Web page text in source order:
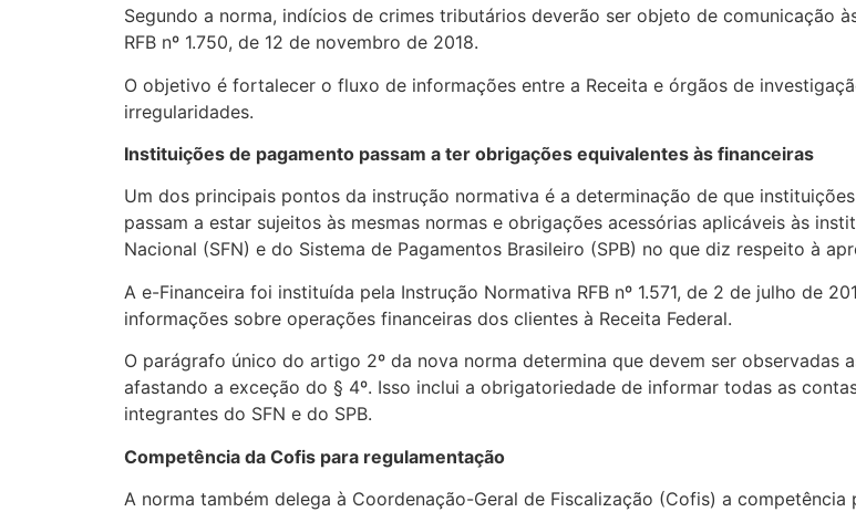
Segundo a norma, indícios de crimes tributários deverão ser objeto de comunicação
RFB nº 1.750, de 12 de novembro de 2018.
O objetivo é fortalecer o fluxo de informações entre a Receita e órgãos de
irregularidades.
Instituições de pagamento passam a ter obrigações equivalentes às financeiras
Um dos principais pontos da instrução normativa é a determinação de que
passam a estar sujeitos às mesmas normas e obrigações acessórias aplicáveis às
Nacional (SFN) e do Sistema de Pagamentos Brasileiro (SPB) no que diz respeito à
A e-Financeira foi instituída pela Instrução Normativa RFB nº 1.571, de 2 de julho de
informações sobre operações financeiras dos clientes à Receita Federal.
O parágrafo único do artigo 2º da nova norma determina que devem ser observadas
afastando a exceção do § 4º. Isso inclui a obrigatoriedade de informar todas as
integrantes do SFN e do SPB.
Competência da Cofis para regulamentação
A norma também delega à Coordenação-Geral de Fiscalização (Cofis) a